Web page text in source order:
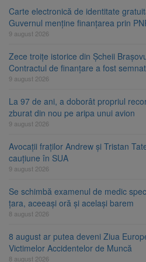
Carte electronică de identitate
Guvernul menține finanțarea prin
9 august 2026
Zece troițe istorice din Șcheii
Contractul de finanțare a fost semnat
9 august 2026
La 97 de ani, a doborât propriul
zburat din nou pe aripa unui avion
9 august 2026
Avocații fraților Andrew și Tristan
cauțiune în SUA
9 august 2026
Se schimbă examenul de medic
țara, aceeași oră și același barem
8 august 2026
8 august ar putea deveni Ziua
Victimelor Accidentelor de Muncă
8 august 2026